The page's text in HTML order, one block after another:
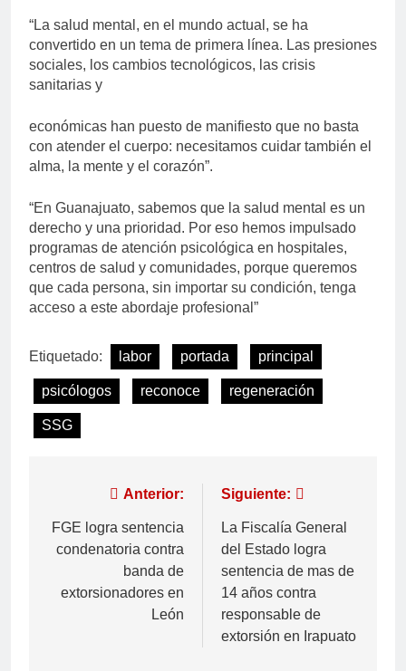
“La salud mental, en el mundo actual, se ha
convertido en un tema de primera línea. Las presiones
sociales, los cambios tecnológicos, las crisis
sanitarias y
económicas han puesto de manifiesto que no basta
con atender el cuerpo: necesitamos cuidar también el
alma, la mente y el corazón”.
“En Guanajuato, sabemos que la salud mental es un
derecho y una prioridad. Por eso hemos impulsado
programas de atención psicológica en hospitales,
centros de salud y comunidades, porque queremos
que cada persona, sin importar su condición, tenga
acceso a este abordaje profesional”
Etiquetado: labor portada principal
psicólogos reconoce regeneración
SSG
Anterior:
FGE logra sentencia
condenatoria contra
banda de
extorsionadores en
León
Siguiente:
La Fiscalía General
del Estado logra
sentencia de mas de
14 años contra
responsable de
extorsión en Irapuato